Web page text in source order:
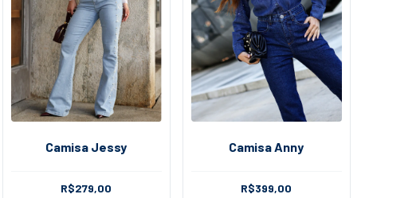
Camisa Jessy
R$279,00
Camisa Anny
R$399,00